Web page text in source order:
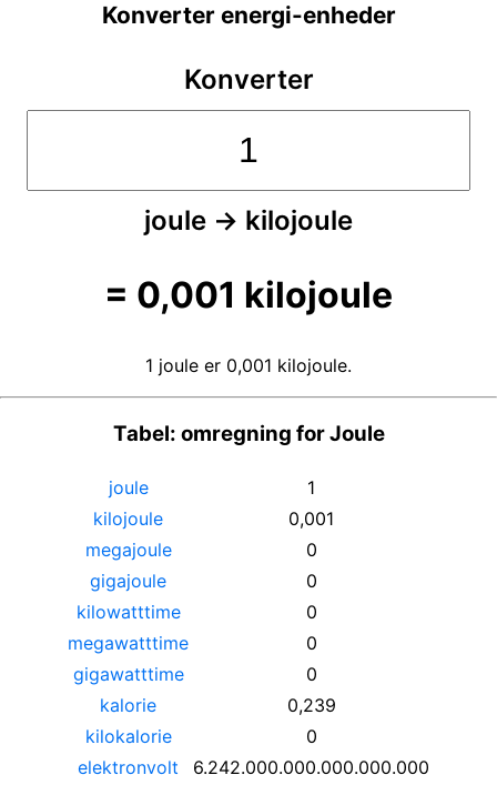
Konverter energi-enheder
Konverter
joule → kilojoule
= 0,001 kilojoule
1 joule er 0,001 kilojoule.
Tabel: omregning for Joule
joule
1
kilojoule
0,001
megajoule
0
gigajoule
0
kilowatttime
0
megawatttime
0
gigawatttime
0
kalorie
0,239
kilokalorie
0
elektronvolt
6.242.000.000.000.000.000